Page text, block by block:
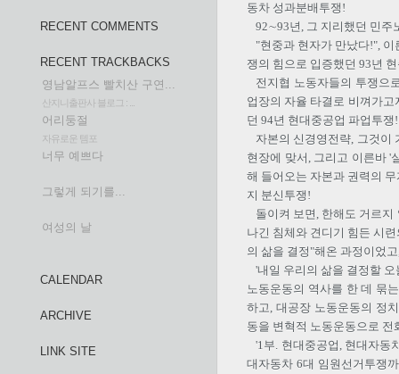
RECENT COMMENTS
RECENT TRACKBACKS
영남알프스 빨치산 구연...
산지니출판사 블로그 : ...
어리둥절
자유로운 템포
너무 예쁘다
그렇게 되기를...
여성의 날
CALENDAR
ARCHIVE
LINK SITE
동차 성과분배투쟁!
92∼93년, 그 지리했던 민주
"현중과 현자가 만났다!",
쟁의 힘으로 입증했던 93년
전지협 노동자들의 투쟁으
업장의 자율 타결로 비껴가
던 94년 현대중공업 파업투쟁!
자본의 신경영전략, 그것이
현장에 맞서, 그리고 이른바 '
해 들어오는 자본과 권력의
지 분신투쟁!
돌이켜 보면, 한해도 거르
나긴 침체와 견디기 힘든 시
의 삶을 결정"해온 과정이었
'내일 우리의 삶을 결정할
노동운동의 역사를 한 데 묶
하고, 대공장 노동운동의 정
동을 변혁적 노동운동으로 전
'1부. 현대중공업, 현대자동
대자동차 6대 임원선거투쟁